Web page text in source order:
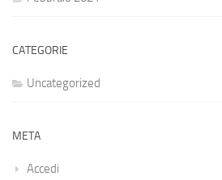
CATEGORIE
Uncategorized
META
Accedi